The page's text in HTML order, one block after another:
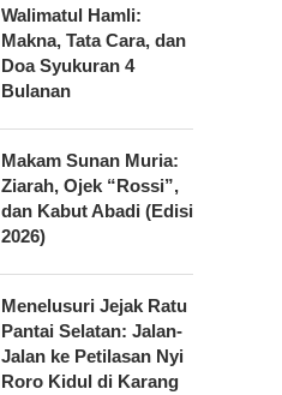
Walimatul Hamli:
Makna, Tata Cara, dan
Doa Syukuran 4
Bulanan
Makam Sunan Muria:
Ziarah, Ojek “Rossi”,
dan Kabut Abadi (Edisi
2026)
Menelusuri Jejak Ratu
Pantai Selatan: Jalan-
Jalan ke Petilasan Nyi
Roro Kidul di Karang